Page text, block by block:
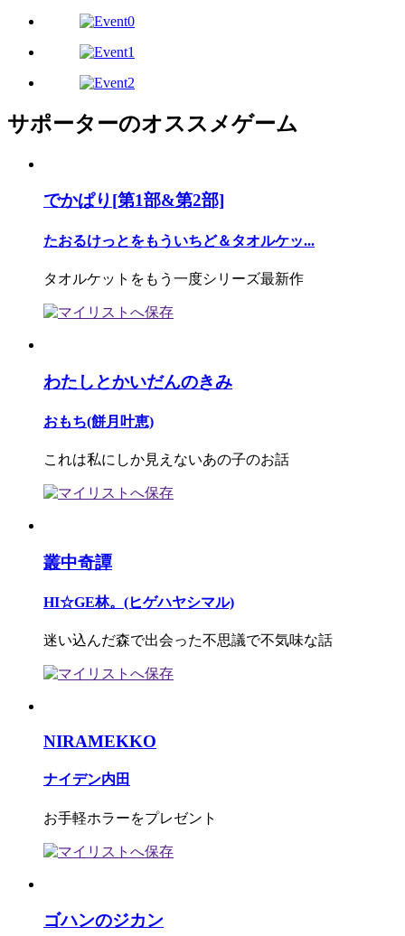
サポーターのオススメゲーム
でかぱり[第1部&第2部]
たおるけっとをもういちど＆タオルケッ...
タオルケットをもう一度シリーズ最新作
わたしとかいだんのきみ
おもち(餅月叶恵)
これは私にしか見えないあの子のお話
叢中奇譚
HI☆GE林。(ヒゲハヤシマル)
迷い込んだ森で出会った不思議で不気味な話
NIRAMEKKO
ナイデン内田
お手軽ホラーをプレゼント
ゴハンのジカン